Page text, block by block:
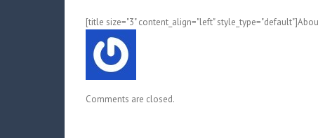
[title size="3" content_align="left"
Comments are closed.